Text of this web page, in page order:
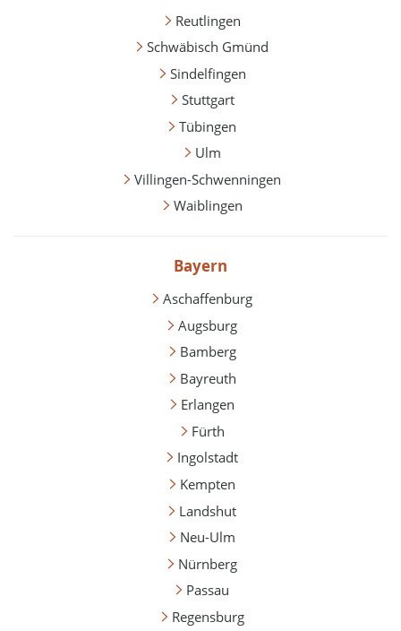
Reutlingen
Schwäbisch Gmünd
Sindelfingen
Stuttgart
Tübingen
Ulm
Villingen-Schwenningen
Waiblingen
Bayern
Aschaffenburg
Augsburg
Bamberg
Bayreuth
Erlangen
Fürth
Ingolstadt
Kempten
Landshut
Neu-Ulm
Nürnberg
Passau
Regensburg